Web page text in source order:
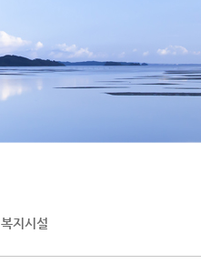
복지시설